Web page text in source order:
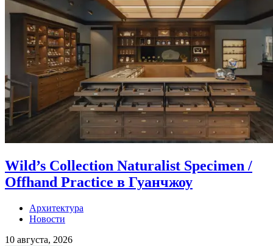
Wild’s Collection Naturalist Specimen /
Offhand Practice в Гуанчжоу
Архитектура
Новости
10 августа, 2026